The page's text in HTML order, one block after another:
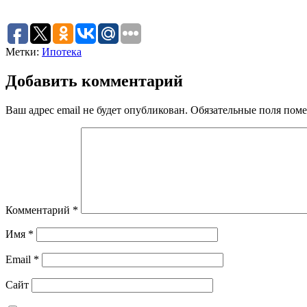
Метки: Ипотека
Добавить комментарий
Ваш адрес email не будет опубликован. Обязательные поля
Комментарий *
Имя *
Email *
Сайт